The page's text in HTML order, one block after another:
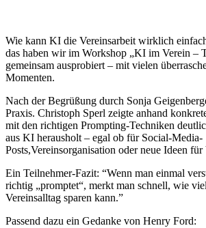
Wie kann KI die Vereinsarbeit wirklich
das haben wir im Workshop „KI im Verein –
gemeinsam ausprobiert – mit vielen
Momenten.
Nach der Begrüßung durch Sonja
Praxis. Christoph Sperl zeigte anhand
mit den richtigen Prompting-Techniken
aus KI herausholt – egal ob für Social-Media-
Posts,Vereinsorganisation oder neue Ideen für
Ein Teilnehmer-Fazit: “Wenn man einmal
richtig „promptet“, merkt man schnell, wie
Vereinsalltag sparen kann.”
Passend dazu ein Gedanke von Henry Ford: